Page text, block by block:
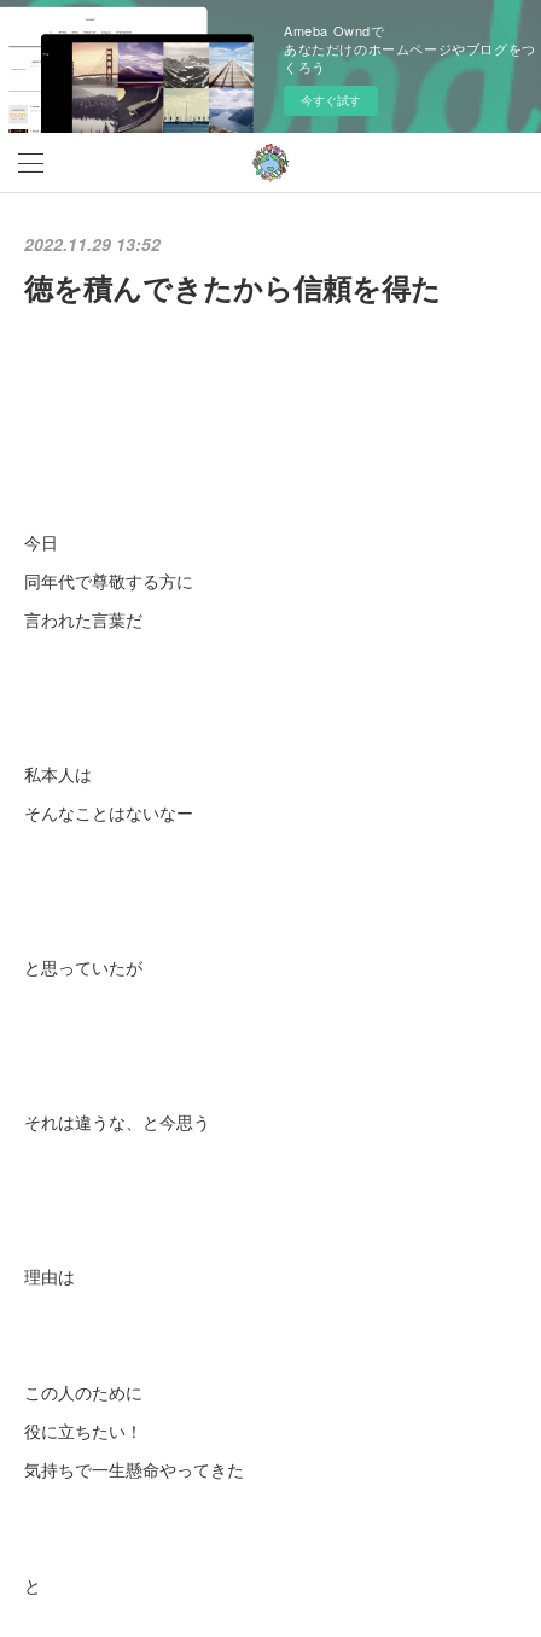
Ameba Owndで
あなただけのホームページやブログをつ
くろう
今すぐ試す
2022.11.29 13:52
徳を積んできたから信頼を得た
今日
同年代で尊敬する方に
言われた言葉だ
私本人は
そんなことはないなー
と思っていたが
それは違うな、と今思う
理由は
この人のために
役に立ちたい！
気持ちで一生懸命やってきた
と